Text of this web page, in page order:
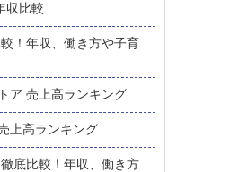
収比較
！年収、働き方や子育
ア 売上高ランキング
上高ランキング
底比較！年収、働き方